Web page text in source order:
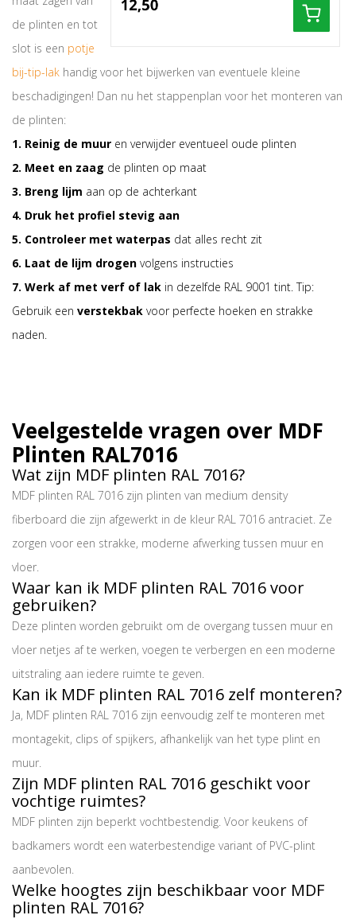
de plinten en tot
slot is een potje
bij-tip-lak handig voor het bijwerken van eventuele kleine
beschadigingen! Dan nu het stappenplan voor het monteren van
de plinten:
1. Reinig de muur en verwijder eventueel oude plinten
2. Meet en zaag de plinten op maat
3. Breng lijm aan op de achterkant
4. Druk het profiel stevig aan
5. Controleer met waterpas dat alles recht zit
6. Laat de lijm drogen volgens instructies
7. Werk af met verf of lak in dezelfde RAL 9001 tint. Tip:
Gebruik een verstekbak voor perfecte hoeken en strakke
naden.
Veelgestelde vragen over MDF
Plinten RAL7016
Wat zijn MDF plinten RAL 7016?
MDF plinten RAL 7016 zijn plinten van medium density
fiberboard die zijn afgewerkt in de kleur RAL 7016 antraciet. Ze
zorgen voor een strakke, moderne afwerking tussen muur en
vloer.
Waar kan ik MDF plinten RAL 7016 voor
gebruiken?
Deze plinten worden gebruikt om de overgang tussen muur en
vloer netjes af te werken, voegen te verbergen en een moderne
uitstraling aan iedere ruimte te geven.
Kan ik MDF plinten RAL 7016 zelf monteren?
Ja, MDF plinten RAL 7016 zijn eenvoudig zelf te monteren met
montagekit, clips of spijkers, afhankelijk van het type plint en
muur.
Zijn MDF plinten RAL 7016 geschikt voor
vochtige ruimtes?
MDF plinten zijn beperkt vochtbestendig. Voor keukens of
badkamers wordt een waterbestendige variant of PVC-plint
aanbevolen.
Welke hoogtes zijn beschikbaar voor MDF
plinten RAL 7016?